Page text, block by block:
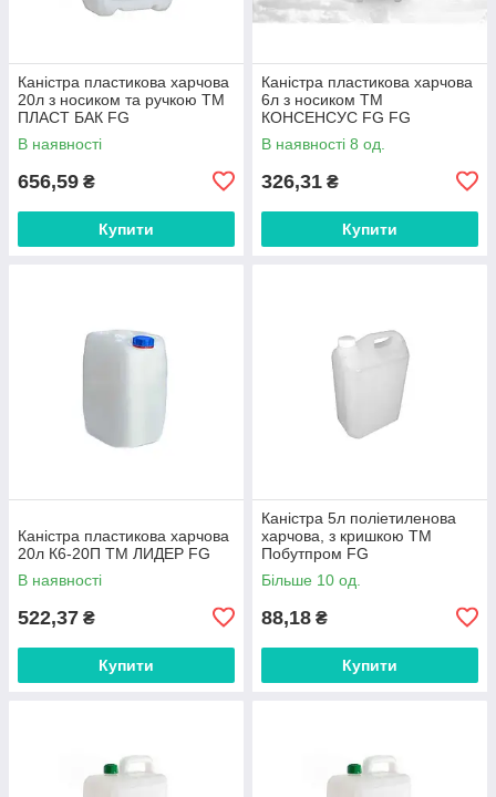
Каністра пластикова харчова
20л з носиком та ручкою ТМ
ПЛАСТ БАК FG
В наявності
656,59 ₴
Купити
Каністра пластикова харчова
6л з носиком ТМ
КОНСЕНСУС FG FG
В наявності 8 од.
326,31 ₴
Купити
Каністра пластикова харчова
20л К6-20П ТМ ЛИДЕР FG
В наявності
522,37 ₴
Купити
Каністра 5л поліетиленова
харчова, з кришкою ТМ
Побутпром FG
Більше 10 од.
88,18 ₴
Купити